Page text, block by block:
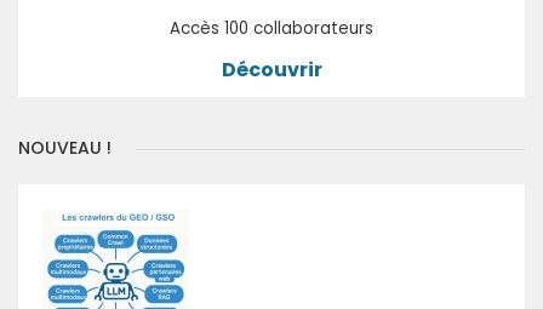
Accès 100 collaborateurs
Découvrir
NOUVEAU !